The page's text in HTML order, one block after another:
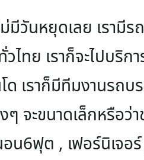
นหยุดเลย เรามีร
ทย เราก็จะไปบริก
เราก็มีทีมงานรถ
จะขนาดเล็กหรือว่
น6ฟุต , เฟอร์นิเจอ